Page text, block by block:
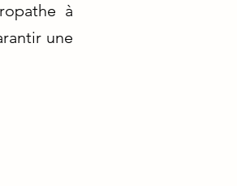
à
une